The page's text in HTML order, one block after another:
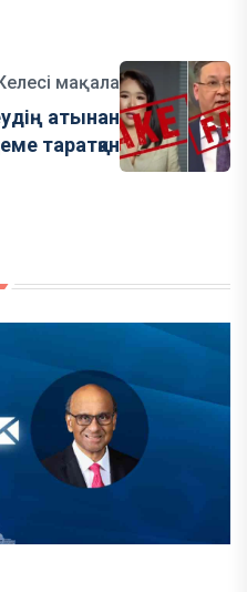
Келесі мақала
атынан
таратқан